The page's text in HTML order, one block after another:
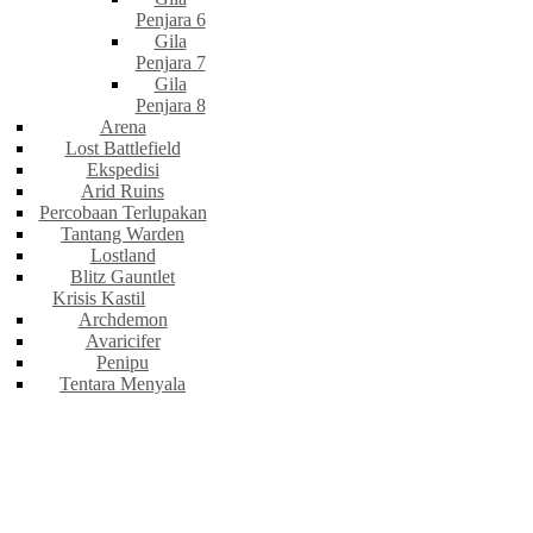
Penjara 6
Gila
Penjara 7
Gila
Penjara 8
Arena
Lost Battlefield
Ekspedisi
Arid Ruins
Percobaan Terlupakan
Tantang Warden
Lostland
Blitz Gauntlet
Krisis Kastil
Archdemon
Avaricifer
Penipu
Tentara Menyala